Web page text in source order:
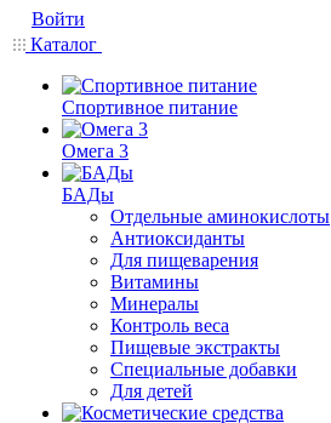
Войти
Каталог
Спортивное питание
Омега 3
БАДы
Отдельные аминокислоты
Антиоксиданты
Для пищеварения
Витамины
Минералы
Контроль веса
Пищевые экстракты
Специальные добавки
Для детей